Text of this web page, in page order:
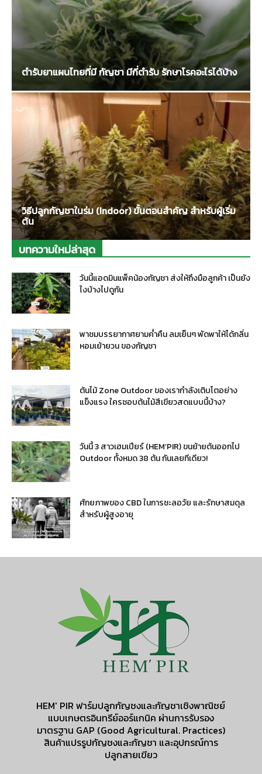
ตำรับยาแผนไทยที่มี กัญชา มีกี่ตำรับ รักษาโรคอะไรได้บ้าง
วิธีปลูกกัญชาในร่ม (Indoor) ขั้นตอนสำคัญ สำหรับผู้เริ่ม
ต้น
บทความใหม่ล่าสุด
วันนี้แอดมินแพ็คน้องกัญชา ส่งให้ถึงมือลูกค้า เป็นยัง
ไงบ้างไปดูกัน
พาชมบรรยากาศยามค่ำคืน ลมเย็นๆ พัดพาให้ได้กลิ่น
หอมเย้ายวน ของกัญชา
ต้นไม้ Zone Outdoor ของเรากำลังเติบโตอย่าง
แข็งแรง ใครชอบต้นไม้สีเขียวสดแบบนี้บ้าง?
วันนี้ 3 สาวเฮมเปียร์ (HEM’PIR) ขนย้ายต้นออกไป
Outdoor ทั้งหมด 38 ต้น กันเลยทีเดียว!
ศักยภาพของ CBD ในการชะลอวัย และรักษาสมดุล
สำหรับผู้สูงอายุ
HEM' PIR ฟาร์มปลูกกัญชงและกัญชาเชิงพาณิชย์
แบบเกษตรอินทรีย์ออร์แกนิค ผ่านการรับรอง
มาตรฐาน GAP (Good Agricultural. Practices)
สินค้าแปรรูปกัญชงและกัญชา และอุปกรณ์การ
ปลูกสายเขียว